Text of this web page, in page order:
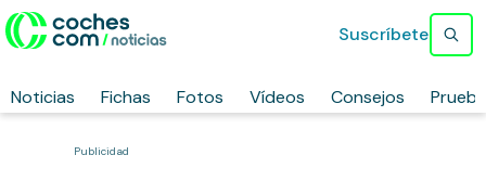
Noticias Fichas Fotos Vídeos Consejos
Suscríbete
Publicidad